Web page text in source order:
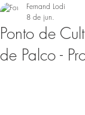
Ponto de
de Palco -
Fernand Lodi
8 de jun.